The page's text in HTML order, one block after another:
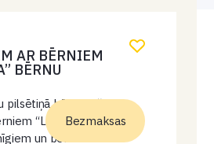
AR BĒRNIEM
BĒRNU
pilsētiņā būs radošs
“Labestības diena”.
un bērniem
Bezmaksas